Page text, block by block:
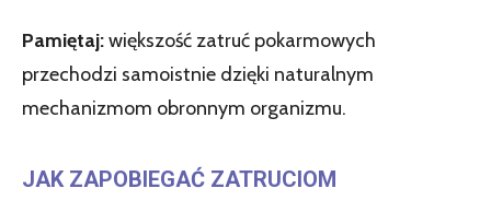
Pamiętaj:większość zatruć pokarmowych
przechodzi samoistnie dzięki naturalnym
mechanizmom obronnym organizmu.
JAK ZAPOBIEGAĆ ZATRUCIOM